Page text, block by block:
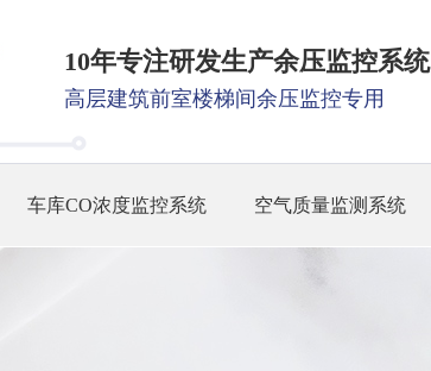
10年专注研发生产余压监控系统
高层建筑前室楼梯间余压监控专用
车库CO浓度监控系统 空气质量监测系统